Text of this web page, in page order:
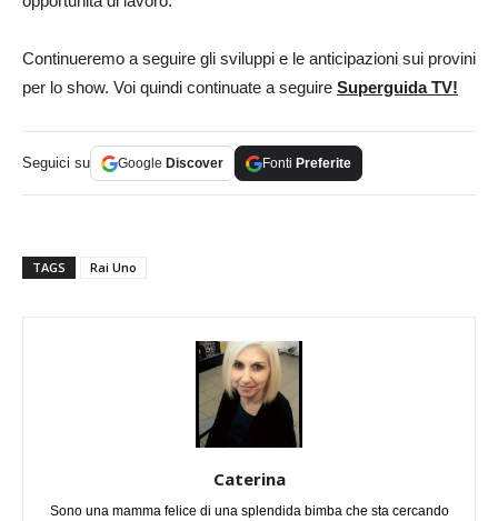
Continueremo a seguire gli sviluppi e le anticipazioni sui provini
per lo show. Voi quindi continuate a seguire Superguida TV!
Seguici su Google Discover Fonti Preferite
TAGS Rai Uno
Caterina
Sono una mamma felice di una splendida bimba che sta cercando